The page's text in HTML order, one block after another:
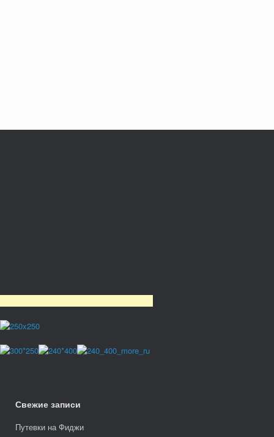
Свежие записи
Путевки на Фиджи